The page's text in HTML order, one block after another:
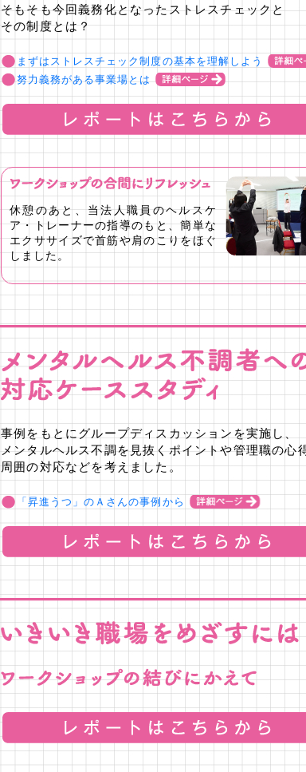
そもそも今回義務化となったストレスチェックと
その制度とは？
まずはストレスチェック制度の基本を理解しよう
努力義務がある事業場とは
休憩のあと、当法人職員のヘルスケ
ア・トレーナーの指導のもと、簡単な
エクササイズで首筋や肩のこりをほぐ
しました。
事例をもとにグループディスカッションを実施し、
メンタルヘルス不調を見抜くポイントや管理職の心
周囲の対応などを考えました。
「昇進うつ」のＡさんの事例から